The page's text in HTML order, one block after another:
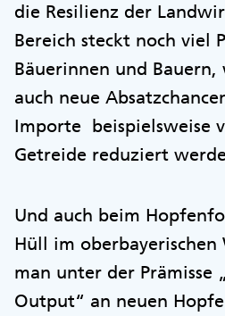
die Resilienz der
Bereich steckt noch viel
Bäuerinnen und
auch neue
Importe beispielsweise
Getreide reduziert
Und auch beim
Hüll im
man unter der Prämisse
Output“ an neuen